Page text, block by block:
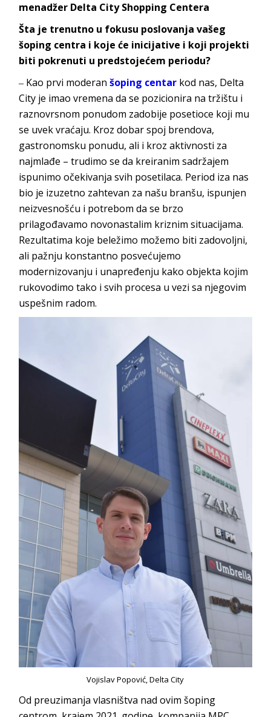
menadžer Delta City Shopping Centera
Šta je trenutno u fokusu poslovanja vašeg
šoping centra i koje će inicijative i koji projekti
biti pokrenuti u predstojećem periodu?
‒ Kao prvi moderanšoping centar kod nas, Delta
City je imao vremena da se pozicionira na tržištu i
raznovrsnom ponudom zadobije posetioce koji mu
se uvek vraćaju. Kroz dobar spoj brendova,
gastronomsku ponudu, ali i kroz aktivnosti za
najmlađe – trudimo se da kreiranim sadržajem
ispunimo očekivanja svih posetilaca. Period iza nas
bio je izuzetno zahtevan za našu branšu, ispunjen
neizvesnošću i potrebom da se brzo
prilagođavamo novonastalim kriznim situacijama.
Rezultatima koje beležimo možemo biti zadovoljni,
ali pažnju konstantno posvećujemo
modernizovanju i unapređenju kako objekta kojim
rukovodimo tako i svih procesa u vezi sa njegovim
uspešnim radom.
Vojislav Popović, Delta City
Od preuzimanja vlasništva nad ovim šoping